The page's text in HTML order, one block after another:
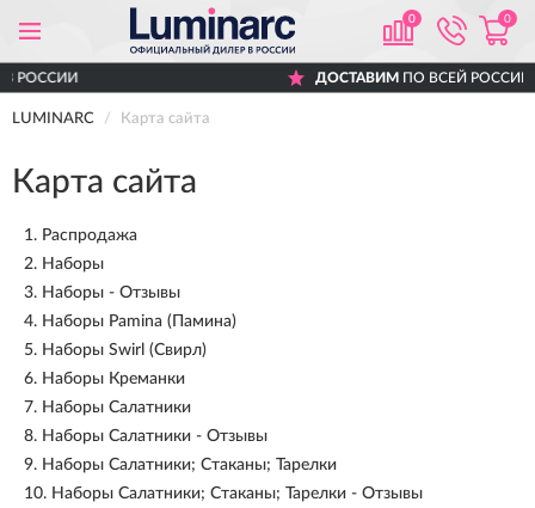
0 0
ПО ВСЕЙ РОССИИ
LUMINARC Карта сайта
Карта сайта
1. Распродажа
2. Наборы
3. Наборы - Отзывы
4. Наборы Pamina (Памина)
5. Наборы Swirl (Свирл)
6. Наборы Креманки
7. Наборы Салатники
8. Наборы Салатники - Отзывы
9. Наборы Салатники; Стаканы; Тарелки
10. Наборы Салатники; Стаканы; Тарелки - Отзывы